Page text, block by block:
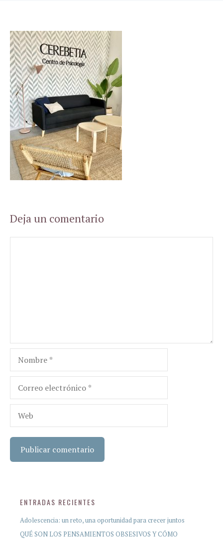
Deja un comentario
Nombre
Correo
electrónico
Web
ENTRADAS RECIENTES
Adolescencia: un reto, una oportunidad para crecer juntos
QUÉ SON LOS PENSAMIENTOS OBSESIVOS Y CÓMO